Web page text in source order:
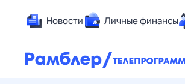
Новости Личные финансы